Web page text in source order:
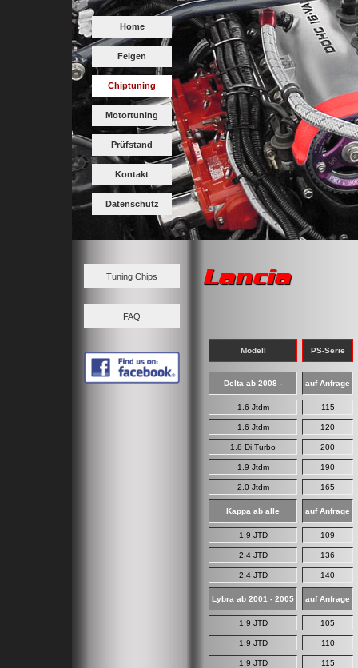
Home
Felgen
Chiptuning
Motortuning
Prüfstand
Kontakt
Datenschutz
Tuning Chips
FAQ
Lancia
Modell PS-Serie
Delta ab 2008 - auf Anfrage
1.6 Jtdm 115
1.6 Jtdm 120
1.8 Di Turbo 200
1.9 Jtdm 190
2.0 Jtdm 165
Kappa ab alle auf Anfrage
1.9 JTD 109
2.4 JTD 136
2.4 JTD 140
Lybra ab 2001 - 2005 auf Anfrage
1.9 JTD 105
1.9 JTD 110
1.9 JTD 115